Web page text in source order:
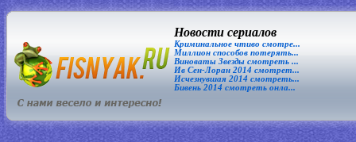
Новости сериалов
Криминальное чтиво смотре...
Миллион способов потерять...
Виноваты Звезды смотреть ...
Ив Сен-Лоран 2014 смотрет...
Исчезнувшая 2014 смотреть...
Бивень 2014 смотреть онла...